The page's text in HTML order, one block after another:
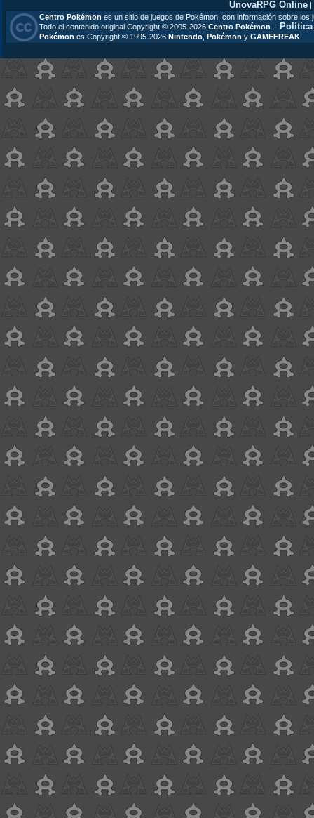
UnovaRPG Online|
Centro Pokémon es un sitio de juegos de Pokémon, con información sobre
Todo el contenido original Copyright © 2005-2026 Centro Pokémon . -
Pokémon es Copyright © 1995-2026 Nintendo Pokémon y GAMEFREAK